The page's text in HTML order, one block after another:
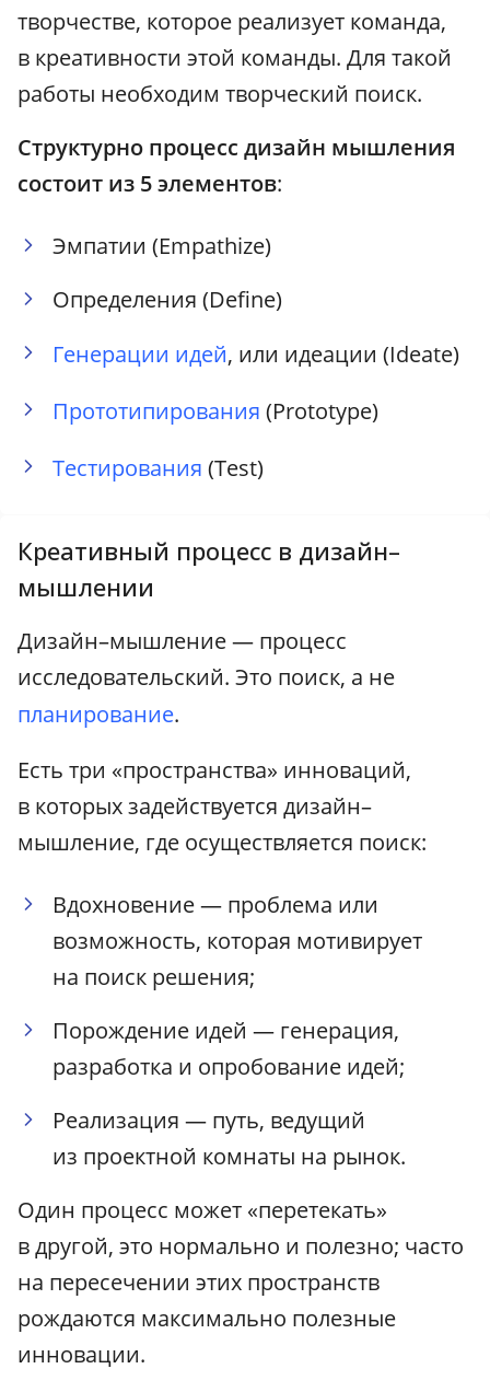
творчестве, которое реализует команда,
в креативности этой команды. Для такой
работы необходим творческий поиск.
Структурно процесс дизайн мышления
состоит из 5 элементов:
Эмпатии (Empathize)
Определения (Define)
Генерации идей, или идеации (Ideate)
Прототипирования (Prototype)
Тестирования (Test)
Креативный процесс в дизайн–
мышлении
Дизайн–мышление — процесс
исследовательский. Это поиск, а не
планирование.
Есть три «пространства» инноваций,
в которых задействуется дизайн–
мышление, где осуществляется поиск:
Вдохновение — проблема или
возможность, которая мотивирует
на поиск решения;
Порождение идей — генерация,
разработка и опробование идей;
Реализация — путь, ведущий
из проектной комнаты на рынок.
Один процесс может «перетекать»
в другой, это нормально и полезно; часто
на пересечении этих пространств
рождаются максимально полезные
инновации.